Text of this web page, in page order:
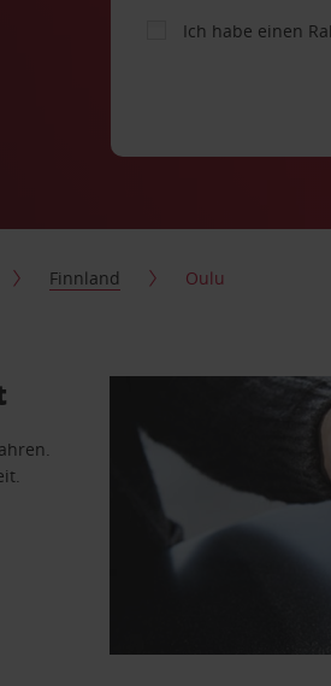
Ich habe einen
Finnland Oulu